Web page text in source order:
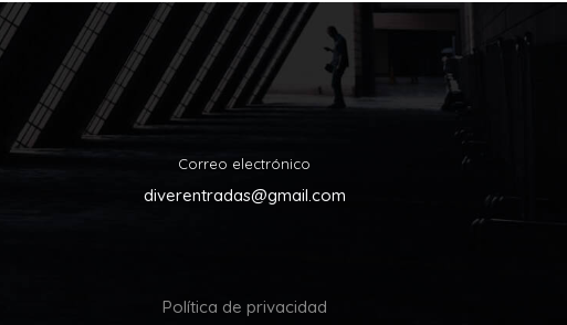
Correo electrónico
diverentradas@gmail.com
Política de privacidad